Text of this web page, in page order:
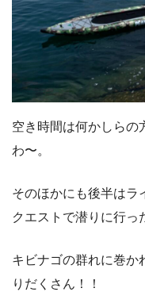
空き時間は何かしらの
わ〜。
そのほかにも後半はラ
クエストで潜りに行っ
キビナゴの群れに巻か
りだくさん！！